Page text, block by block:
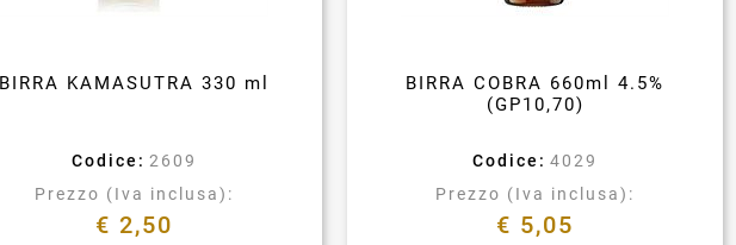
BIRRA KAMASUTRA 330 ml
Codice: 2609
Prezzo (Iva inclusa):
€ 2,50
BIRRA COBRA 660ml 4.5%
(GP10,70)
Codice: 4029
Prezzo (Iva inclusa):
€ 5,05